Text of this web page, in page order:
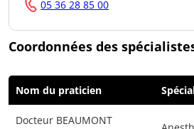
05 36 28 85 00
Coordonnées des
Nom du praticien
Docteur BEAUMONT